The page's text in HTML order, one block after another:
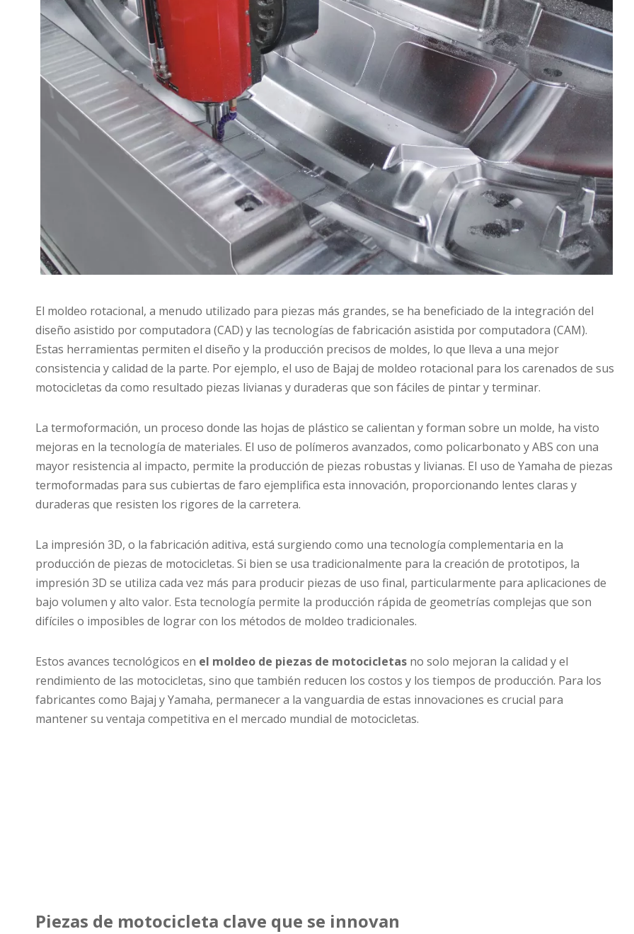
El moldeo rotacional, a menudo utilizado para piezas más grandes, se ha beneficiado de la integración del
diseño asistido por computadora (CAD) y las tecnologías de fabricación asistida por computadora (CAM).
Estas herramientas permiten el diseño y la producción precisos de moldes, lo que lleva a una mejor
consistencia y calidad de la parte. Por ejemplo, el uso de Bajaj de moldeo rotacional para los carenados de sus
motocicletas da como resultado piezas livianas y duraderas que son fáciles de pintar y terminar.
La termoformación, un proceso donde las hojas de plástico se calientan y forman sobre un molde, ha visto
mejoras en la tecnología de materiales. El uso de polímeros avanzados, como policarbonato y ABS con una
mayor resistencia al impacto, permite la producción de piezas robustas y livianas. El uso de Yamaha de piezas
termoformadas para sus cubiertas de faro ejemplifica esta innovación, proporcionando lentes claras y
duraderas que resisten los rigores de la carretera.
La impresión 3D, o la fabricación aditiva, está surgiendo como una tecnología complementaria en la
producción de piezas de motocicletas. Si bien se usa tradicionalmente para la creación de prototipos, la
impresión 3D se utiliza cada vez más para producir piezas de uso final, particularmente para aplicaciones de
bajo volumen y alto valor. Esta tecnología permite la producción rápida de geometrías complejas que son
difíciles o imposibles de lograr con los métodos de moldeo tradicionales.
Estos avances tecnológicos en el moldeo de piezas de motocicletas no solo mejoran la calidad y el
rendimiento de las motocicletas, sino que también reducen los costos y los tiempos de producción. Para los
fabricantes como Bajaj y Yamaha, permanecer a la vanguardia de estas innovaciones es crucial para
mantener su ventaja competitiva en el mercado mundial de motocicletas.
Piezas de motocicleta clave que se innovan